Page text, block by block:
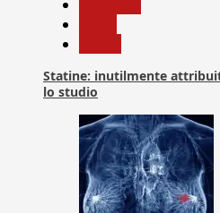
Statine: inutilmente
lo studio